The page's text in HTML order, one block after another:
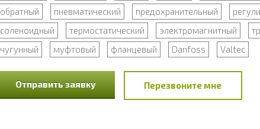
обратный
пневматический предохранительный
соленоидный
термостатический электромагнитный
чугунный
муфтовый фланцевый Danfoss Valtec
Отправить заявку Перезвоните мне